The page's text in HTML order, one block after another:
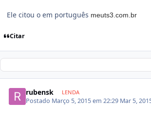
Ele citou o em português meuts3.com.br
Citar
rubensk LENDA
Postado Março 5, 2015 em 22:29 Mar 5,